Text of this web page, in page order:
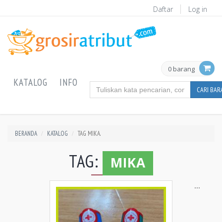
Daftar Log in
0 barang
KATALOG INFO
CARI
BERANDA KATALOG TAG MIKA.
TAG: MIKA
...